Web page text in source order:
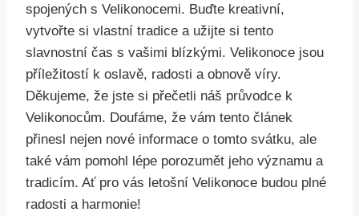
spojených s Velikonocemi. Buďte kreativní,
vytvořte si vlastní tradice a užijte si tento
slavnostní čas s vašimi blízkými. Velikonoce jsou
příležitostí k oslavě, radosti a obnově víry.
Děkujeme, že jste si přečetli náš průvodce k
Velikonocům. Doufáme, že vám tento článek
přinesl nejen nové informace o tomto svátku, ale
také vám pomohl lépe porozumět jeho významu a
tradicím. Ať pro vás letošní Velikonoce budou plné
radosti a harmonie!